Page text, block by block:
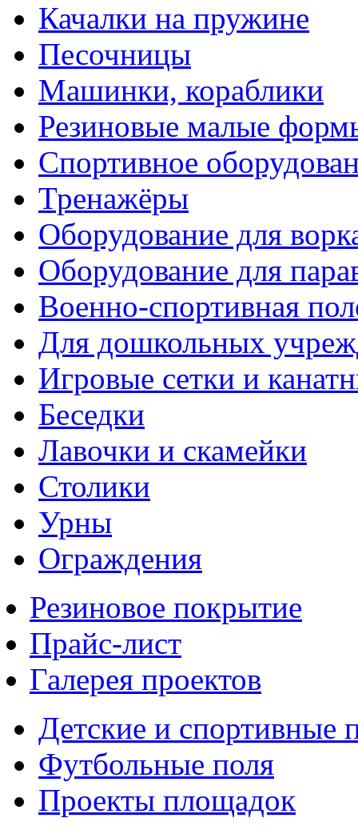
Качалки на пружине
Песочницы
Машинки, кораблики
Резиновые малые
Спортивное
Тренажёры
Оборудование для
Оборудование для
Военно-спортивная
Для дошкольных
Игровые сетки и
Беседки
Лавочки и скамейки
Столики
Урны
Ограждения
Резиновое покрытие
Прайс-лист
Галерея проектов
Детские и спортивные
Футбольные поля
Проекты площадок